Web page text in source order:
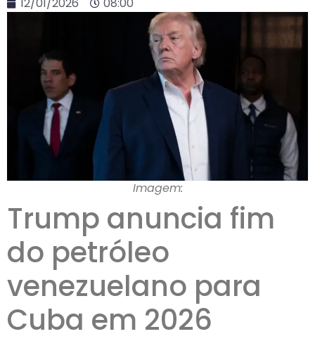
Imagem:
Trump anuncia fim
do petróleo
venezuelano para
Cuba em 2026